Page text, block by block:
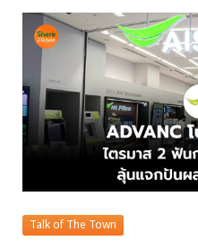
Talk of The Town